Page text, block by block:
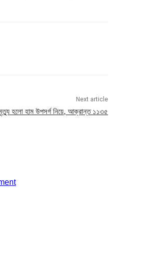
Next article
হলো হাম উপসর্গ নিয়ে, আক্রান্ত ১১৩৫